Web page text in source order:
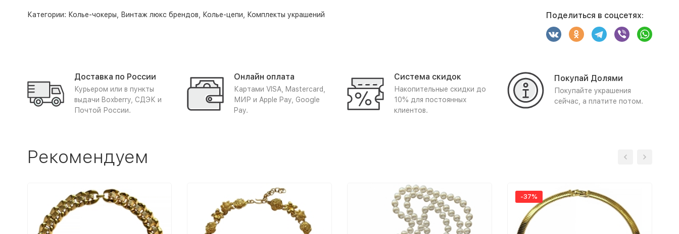
Категории: Колье-чокеры Винтаж люкс брендов Колье-цепи Комплекты украшений Поделиться в соцсетях:
Доставка по России
Курьером или в пункты
выдачи Boxberry, СДЭК и
Почтой России.
Онлайн оплата
Картами VISA, Mastercard,
МИР и Apple Pay, Google
Pay.
Система скидок
Накопительные скидки до
10% для постоянных
клиентов.
Покупай Долями
Покупайте украшения
сейчас, а платите потом.
Рекомендуем
-37%